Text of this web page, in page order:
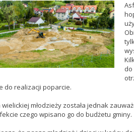
do realizacji poparcie.
młodzieży została jednak
czego wpisano go do budżetu gminy.